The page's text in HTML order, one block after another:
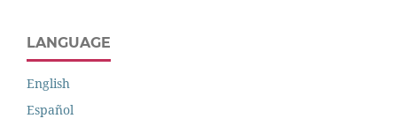
LANGUAGE
English
Español